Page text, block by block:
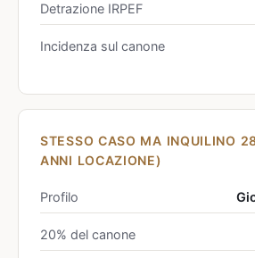
Detrazione IRPEF
Incidenza sul canone
STESSO CASO MA INQUILINO
ANNI LOCAZIONE)
Profilo
20% del canone